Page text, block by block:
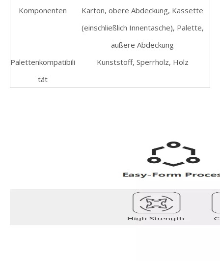
Komponenten
Karton, obere Abdeckung, Kassette
(einschließlich Innentasche), Palette,
äußere Abdeckung
Palettenkompatibili
tät
Kunststoff, Sperrholz, Holz